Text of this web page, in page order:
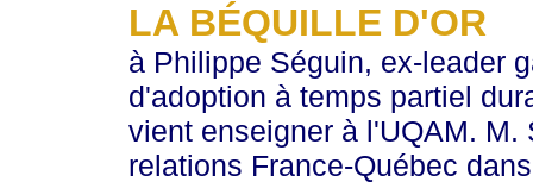
LA BÉQUILLE D'OR
à Philippe Séguin, ex-leader
d'adoption à temps partiel
vient enseigner à l'UQAM. M.
relations France-Québec